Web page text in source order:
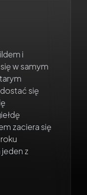
i
w samym
się
zaciera się
z